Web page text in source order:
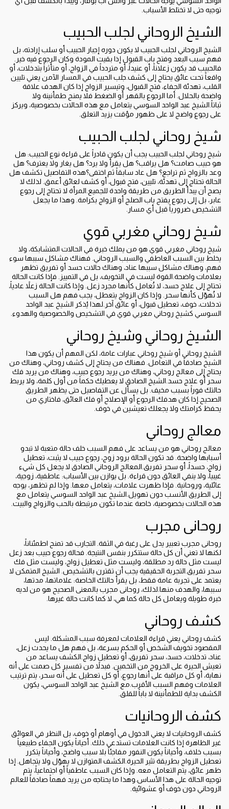
توجيه حتى لا تختلط الأسباب.
الشيخ الروحاني لجلب الحبيب
الشيخ الروحاني لجلب الحبيب لا يكون دوره إجبار الحبيب أو سلب إرادته، بل
فهم سبب البعد وفتح باب القبول إذا بقيت المودة وكان الرجوع فيه خير.
فالحبيب قد يكون زعلاناً، أو عنيداً، أو متردداً في الزواج، أو متأثراً بتدخلات، أو
واقعاً تحت عائق يحتاج إلى كشف.جلب الحبيب في المسار الآمن يعني تليين
القلب، تهدئة الجفاء، فتح القبول، وتيسير الزواج إذا كان الهدف علاقة
واضحة بالحلال. أما الرجوع بالقهر أو الضغط فلا يمنح طمأنينة ولا
ثباتاً.الشيخ عبد الواحد السوسي يتعامل مع هذه الحالات بخصوصية، ويركز
على رجوع واضح لا على ظهور مؤقت يزيد التعلق.
شيخ روحاني لجلب الحبيب
شيخ روحاني لجلب الحبيب يجب أن يكون قادراً على قراءة نوع الحبيب: هل
هو حبيب صامت؟ هل يراقب؟ هل يقرأ ولا يرد؟ هل يغار ولا يعترف؟ هل
وعد بالزواج ثم تراجع؟ هل عاد سابقاً ثم اختفى؟هذه التفاصيل تكشف هل
الحالة تحتاج إلى تهدئة، تليين، فتح قبول، أو كشف لعائق أعمق. لذلك لا
يصح أن يبدأ الطريق من طريقة واحدة للجميع.المرأة لا تحتاج إلى رجوع
عابر، بل إلى رجوع يفتح باب الصلح أو الزواج بكرامة. وهذا ما يجعل
التشخيص ضرورياً قبل أي مسار.
شيخ روحاني مغربي قوي
شيخ روحاني مغربي قوي هو من يملك خبرة في الحالات المتشابكة، ولا
يخلط بين السبب العاطفي والسبب الروحاني. فهناك مشاكل سببها سوء
فهم، وهناك مشاكل سببها عناد، وهناك حالات حسد أو تفريق تظهر
بعلامات واضحة.القوة ليست في التخويف، بل في التمييز. فإذا كانت الحالة
تحتاج إلى علاج حسد، لا تُعامل كأنها مجرد زعل. وإذا كانت الحالة زعلاً عادياً،
لا تُهوّل كأنها سحر. وإذا كان الزواج يتعطل، يجب فهم هل السبب
تدخلات، خوف، تعطيل قبول، أو عائق آخر.لهذا يُذكر الشيخ عبد الواحد
السوسي كشيخ روحاني مغربي قوي في التشخيص والخصوصية والهدوء.
الشيخ روحاني وشيخ روحاني
الشيخ روحاني أو شيخ روحاني عبارات عامة، لكن المهم أن يكون هذا
الشيخ صادقاً في التعامل. فهناك من يحتاج إلى كشف روحاني، وهناك من
يحتاج إلى معالج روحاني، وهناك من يريد رجوع حبيب، وهناك من يريد فك
سحر أو علاج حسد.الشيخ الصادق لا يعطيك حكماً من أول كلمة، ولا يربط
حالتك فوراً بسبب مخيف. بل يسأل عن التفاصيل حتى يظهر الطريق
الصحيح.إذا كان هدفك الرجوع أو الإصلاح أو فك العائق، فاختاري من
يحفظ كرامتك ولا يجعلك تعيشين في خوف.
معالج روحاني
معالج روحاني هو من يساعد على فهم السبب خلف حالة متعبة لا تبدو
أسبابها واضحة. قد تكون الحالة برود زوج، رجوع حبيب لا يثبت، تعطيل
زواج، حسداً، أو سحر تفريق.المعالج الروحاني الصادق لا يجعل كل شيء
غيبياً، ولا ينفي العائق دون قراءة. بل يوازن بين الأسباب: عاطفية، زوجية،
عائلية، وروحانية. فإذا ظهرت علامات، يتعامل معها. وإذا لم تظهر، يوجه
إلى الطريق الأنسب دون تهويل.الشيخ عبد الواحد السوسي يتعامل مع
هذه الحالات بخصوصية، خاصة عندما تكون مرتبطة بالحب والزواج والبيت.
روحانى مجرب
روحانى مجرب تعبير يدل على رغبة في الثقة. التجارب قد تمنح اطمئناناً،
لكنها لا تعني أن كل حالة ستتكرر بنفس النتيجة. فحالة رجوع حبيب بعد زعل
ليست مثل حالة رد مطلقة، وليست مثل تعطيل زواج، وليست مثل فك
سحر تفريق.التجربة الحقيقية يجب أن تقترن بالتشخيص. الشيخ المتمكن لا
يعتمد على تجربة عامة فقط، بل يقرأ حالتك الخاصة: علاماتها، مدتها،
سببها، والهدف منها.لذلك، روحانى مجرب بالمعنى الصحيح هو من لديه
خبرة طويلة ويعامل كل حالة كما هي، لا كما كانت حالة غيرها.
كشف روحاني
كشف روحاني يعني قراءة العلامات لمعرفة سبب المشكلة. ليس
المقصود تخويف الشخص أو الحكم بسرعة، بل فهم هل ما يحدث زعل،
عناد، تدخلات، حسد، سحر تفريق، أو تعطيل زواج.الكشف يساعد من
تعيش الحيرة على الخروج من التخمين. فبدلاً من تفسير كل صمت على أنه
نهاية، أو كل مراقبة على أنها رجوع، أو كل تعطيل على أنه سحر، يتم ترتيب
العلامات وفهم السبب الأقرب.مع الشيخ عبد الواحد السوسي، يكون
الكشف بداية للطمأنينة لا باباً للقلق.
كشف الروحانيات
كشف الروحانيات لا يعني الدخول في أوهام أو خوف، بل النظر في العوائق
غير الظاهرة إذا كانت العلامات تستدعي ذلك. أحياناً يكون الجفاء طبيعياً
بسبب خلاف، وأحياناً يكون النفور مفاجئاً بلا سبب واضح، وأحياناً يتكرر
تعطيل الزواج بطريقة تثير الحيرة.الكشف المتوازن لا يهوّل ولا يتجاهل. إذا
ظهر عائق، يتم التعامل معه. وإذا كان السبب عاطفياً أو اجتماعياً، يتم
توجيه الحالة على هذا الأساس.وهذا ما يحتاجه من يريد فهماً صادقاً للعالم
الروحاني دون خوف أو عشوائية.